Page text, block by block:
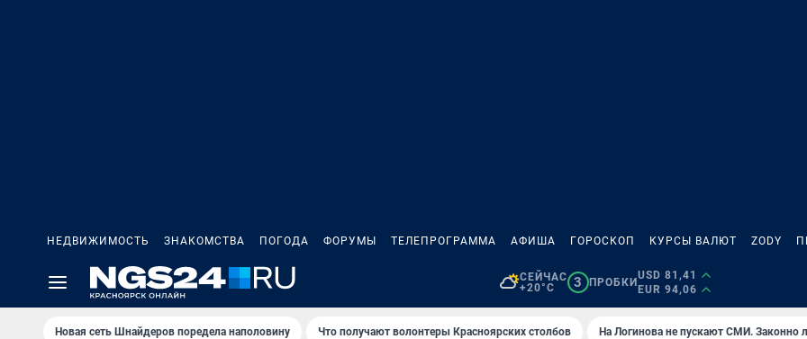
НЕДВИЖИМОСТЬ ЗНАКОМСТВА ПОГОДА ФОРУМЫ ТЕЛЕПРОГРАММА АФИША ГОРОСКОП КУРСЫ ВАЛЮТ ZODY
СЕЙЧАС
+20°C
3 ПРОБКИ
USD 81,41
EUR 94,06
Новая сеть Шнайдеров поредела наполовину Что получают волонтеры Красноярских столбов На Логинова не пускают СМИ. Законно